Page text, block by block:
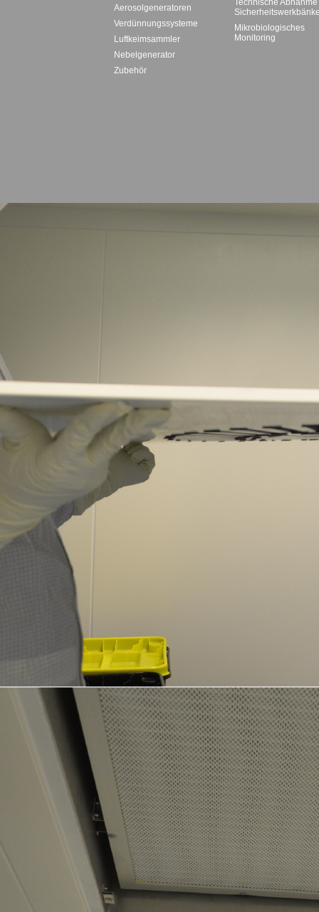
Aerosolgeneratoren
Verdünnungssysteme
Luftkeimsammler
Nebelgenerator
Zubehör
Technische
Mikrobiologisches
Monitoring